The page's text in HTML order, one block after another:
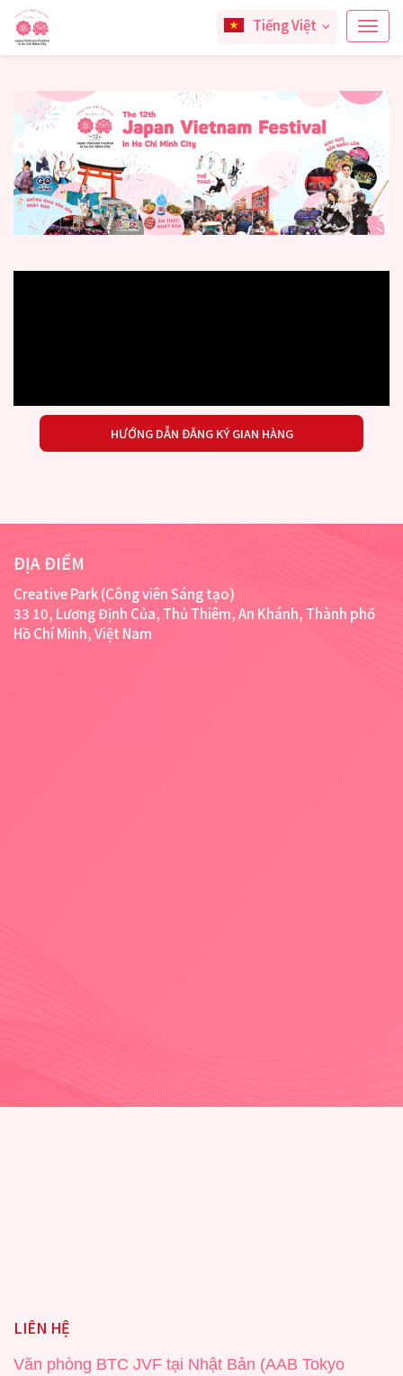
Tiếng Việt
HƯỚNG DẪN ĐĂNG KÝ GIAN HÀNG
ĐỊA ĐIỂM
Creative Park (Công viên Sáng tạo)
33 10, Lương Định Của, Thủ Thiêm, An Khánh, Thành phố
Hồ Chí Minh, Việt Nam
LIÊN HỆ
Văn phòng BTC JVF tại Nhật Bản (AAB Tokyo